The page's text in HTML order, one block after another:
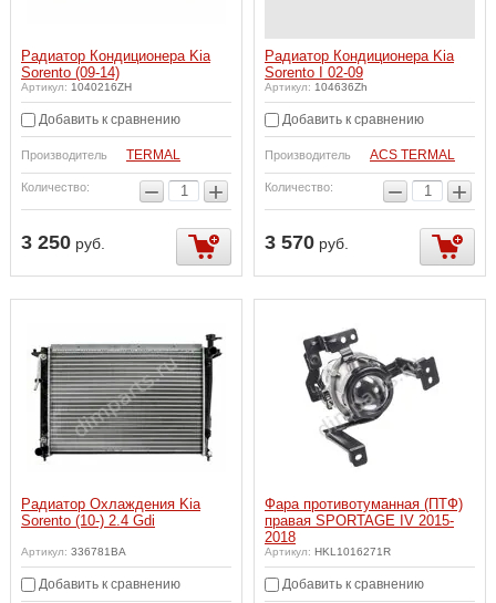
Радиатор Кондиционера Kia
Sorento (09-14)
Артикул: 1040216ZH
Добавить к сравнению
Производитель TERMAL
Количество: − +
3 250 руб.
Радиатор Кондиционера Kia
Sorento I 02-09
Артикул: 104636Zh
Добавить к сравнению
Производитель ACS TERMAL
Количество: − +
3 570 руб.
Радиатор Охлаждения Kia
Sorento (10-) 2.4 Gdi
Артикул: 336781BA
Добавить к сравнению
Фара противотуманная (ПТФ)
правая SPORTAGE IV 2015-
2018
Артикул: HKL1016271R
Добавить к сравнению